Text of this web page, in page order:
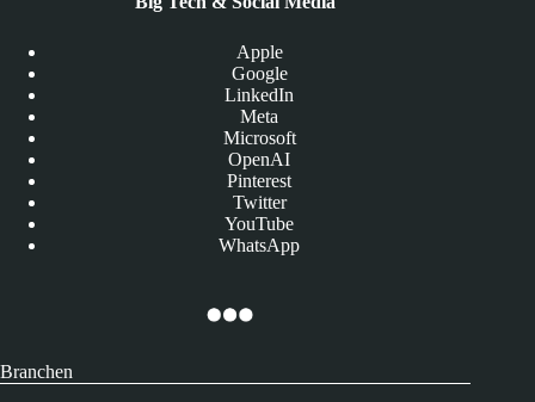
Apple
Google
LinkedIn
Meta
Microsoft
OpenAI
Pinterest
Twitter
YouTube
WhatsApp
Branchen